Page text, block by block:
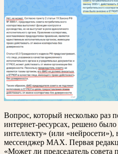
Вопрос, который несколько раз
интернет-ресурсах, решено было
интеллекту» (или
мессенджер MAX. Первая
«Может ли председатель совета